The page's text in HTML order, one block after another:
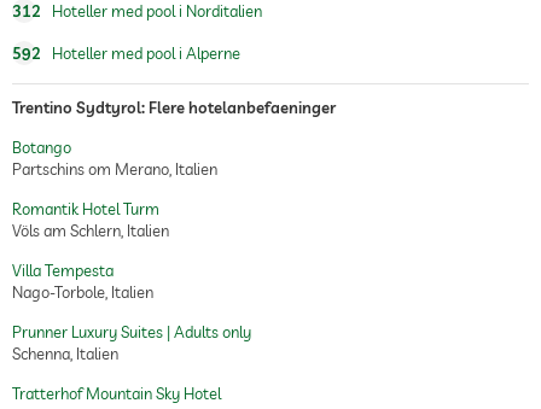
312 Hoteller med pool i Norditalien
592 Hoteller med pool i Alperne
Trentino Sydtyrol: Flere hotelanbefaeninger
Botango
Partschins om Merano, Italien
Romantik Hotel Turm
Völs am Schlern, Italien
Villa Tempesta
Nago-Torbole, Italien
Prunner Luxury Suites | Adults only
Schenna, Italien
Tratterhof Mountain Sky Hotel